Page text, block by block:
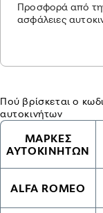
Προσφορά από
ασφάλειες
Πού βρίσκεται ο
αυτοκινήτων
ΜΑΡΚΕΣ
ΑΥΤΟΚΙΝΗΤΩΝ
ALFA ROMEO